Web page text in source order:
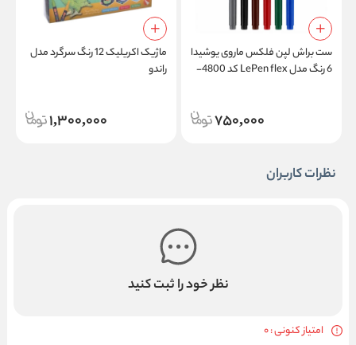
ست براش لپن فلکس ماروی یوشیدا
6 رنگ مدل LePen flex کد 4800-
750,000
ماژیک اکریلیک 12 رنگ سرگرد مدل
راندو
1,300,000
نظرات کاربران
نظر خود را ثبت کنید
امتیاز کنونی : 0